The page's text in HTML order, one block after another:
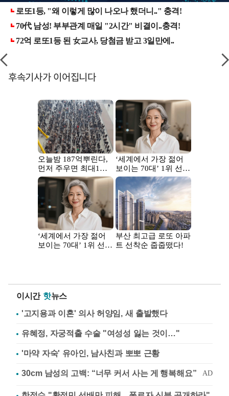
후속기사가 이어집니다
이시간 핫뉴스
'고지용과 이혼' 의사 허양임, 새 출발했다
유혜정, 자궁적출 수술 "여성성 잃는 것이…"
'마약 자숙' 유아인, 남사친과 뽀뽀 근황